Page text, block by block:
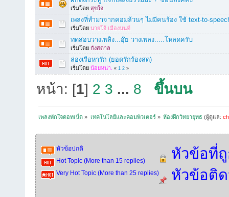
เริ่มโดย สุขใจ
เพลงที่ทำมาจากคอมล้วนๆ ไม่มีคนร้อง ใช้ text-to-
เริ่มโดย นายโจ้ เมืองนนท์
ทดสอบวางเพลิง...อุ๊ย วางเพลง.....โหลดครับ
เริ่มโดย กังสดาล
ล่องเรือหารัก (ยอดรักร้องสด)
เริ่มโดย น้อยหน่า. « 1 2 »
หน้า: [1] 2 3 ... 8 ขึ้นบน
เพลงพักใจดอทเน็ต » เทคโนโลยีและคอมพิวเตอร์» ห้องฝึกวิทยายุทธ (ผู้ดูแล:
หัวข้อปกติ
Hot Topic (More than 15 replies)
Very Hot Topic (More than 25 replies)
หัวข้อที่
หัวข้อติ